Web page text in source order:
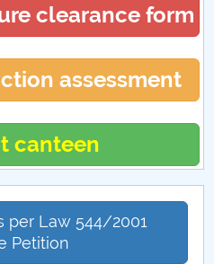
clearance form
assessment
canteen
per Law 544/2001
Petition